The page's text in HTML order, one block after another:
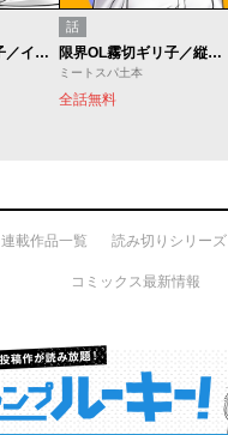
限界OL霧切ギリ子／インディーズ版
話
限界OL霧切ギリ子／縦読み版
ミートスパ土本
全話無料
連載作品一覧 読み切りシリーズ
コミックス最新情報